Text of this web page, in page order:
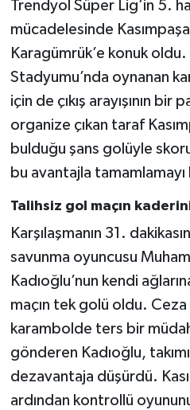
Trendyol Süper Lig’in 5.
mücadelesinde
Karagümrük’e konuk
Stadyumu’nda oynanan
için de çıkış arayışının bir
organize çıkan taraf
bulduğu şans golüyle
bu avantajla tamamlamayı
Talihsiz gol maçın
Karşılaşmanın 31.
savunma oyuncusu
Kadıoğlu’nun kendi
maçın tek golü oldu. Ceza
karambolde ters bir
gönderen Kadıoğlu,
dezavantaja düşürdü.
ardından kontrollü